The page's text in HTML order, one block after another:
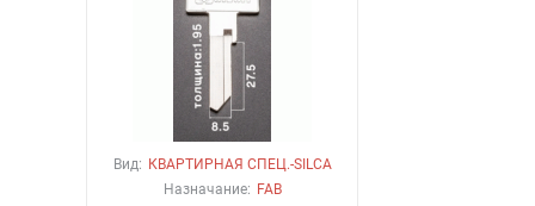
Вид: КВАРТИРНАЯ СПЕЦ.-SILCA
Назначание: FAB